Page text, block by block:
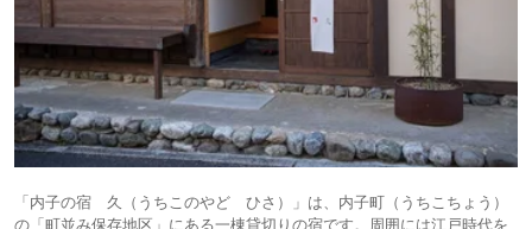
「内子の宿 久（うちこのやど ひさ）」は、内子町（うちこちょう）
の「町並み保存地区」にある一棟貸切りの宿です。周囲には江戸時代を